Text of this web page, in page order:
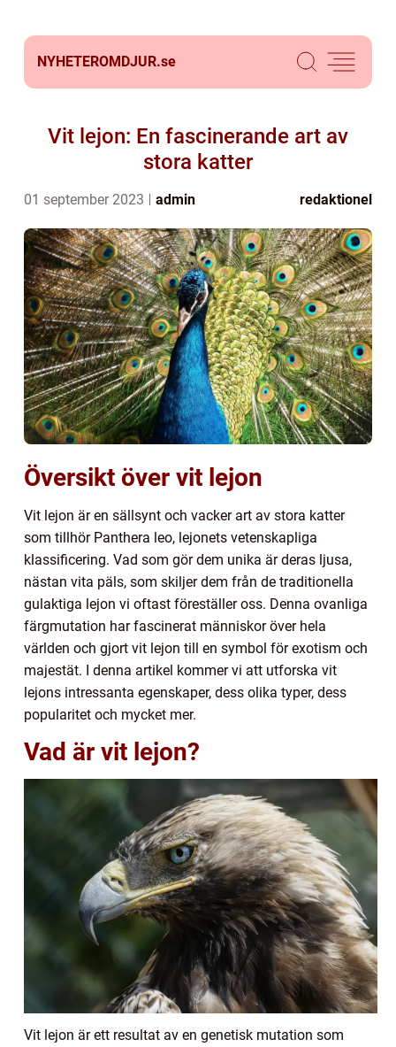
NYHETEROMDJUR.se
Vit lejon: En fascinerande art av
stora katter
01 september 2023 admin redaktionel
Översikt över vit lejon
Vit lejon är en sällsynt och vacker art av stora katter
som tillhör Panthera leo, lejonets vetenskapliga
klassificering. Vad som gör dem unika är deras ljusa,
nästan vita päls, som skiljer dem från de traditionella
gulaktiga lejon vi oftast föreställer oss. Denna ovanliga
färgmutation har fascinerat människor över hela
världen och gjort vit lejon till en symbol för exotism och
majestät. I denna artikel kommer vi att utforska vit
lejons intressanta egenskaper, dess olika typer, dess
popularitet och mycket mer.
Vad är vit lejon?
Vit lejon är ett resultat av en genetisk mutation som